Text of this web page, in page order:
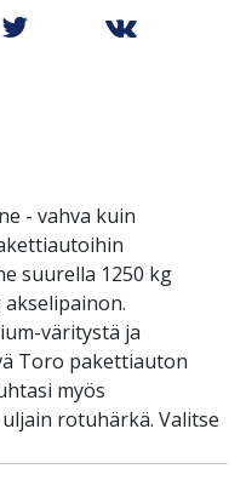
- vahva kuin
suurella 1250 kg
väritystä ja
Toro pakettiauton
myös
rotuhärkä. Valitse